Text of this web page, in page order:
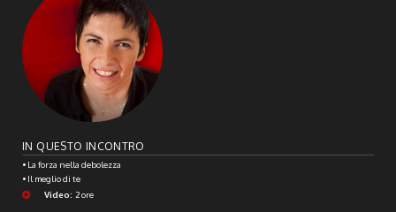
IN QUESTO INCONTRO
• La forza nella debolezza
• Il meglio di te
Video: 2 ore